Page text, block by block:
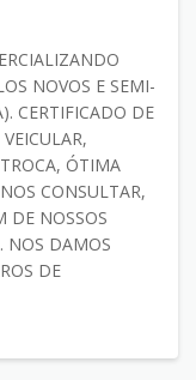
NOVOS E SEMI-
CERTIFICADO DE
ÓTIMA
CONSULTAR,
DE NOSSOS
NOS DAMOS
DE